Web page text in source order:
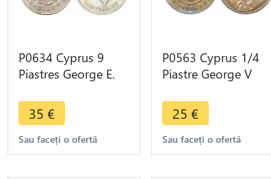
P0634 Cyprus 9
Piastres George E.
Silver AU ->Make
offer
35 €
Sau faceți o ofertă
P0563 Cyprus 1/4
Piastre George V
25 €
Sau faceți o ofertă